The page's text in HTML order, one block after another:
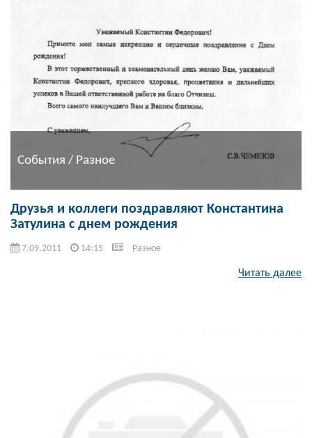
События / Разное
Друзья и коллеги поздравляют Константина
Затулина с днем рождения
7.09.2011 14:15 Разное
Читать далее